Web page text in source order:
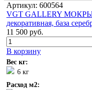
Артикул: 600564
VGT GALLERY
декоративная, база
11 500 руб.
В корзину
Вес кг:
6 кг
Расход м2: